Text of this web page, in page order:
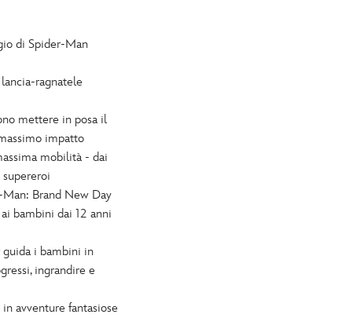
di Spider-Man
ragnatele
mettere in posa il
impatto
mobilità - dai
Brand New Day
bambini dai 12 anni
guida i bambini in
ingrandire e
avventure fantasiose